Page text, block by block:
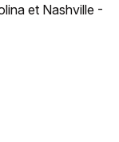
et Nashville -